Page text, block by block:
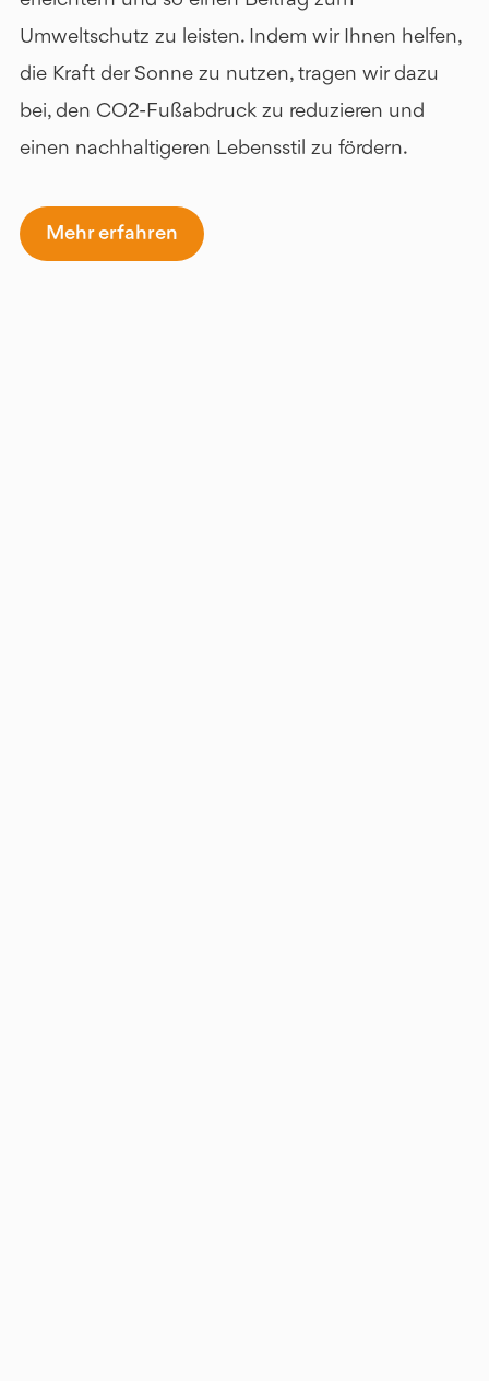
Umweltschutz zu leisten. Indem wir Ihnen helfen,
die Kraft der Sonne zu nutzen, tragen wir dazu
bei, den CO2-Fußabdruck zu reduzieren und
einen nachhaltigeren Lebensstil zu fördern.
Mehr erfahren